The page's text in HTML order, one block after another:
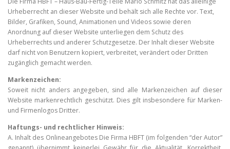
Urheberrecht an dieser Website und behält sich alle Rechte vor. Text,
Bilder, Grafiken, Sound, Animationen und Videos sowie deren
Anordnung auf dieser Website unterliegen dem Schutz des
Urheberrechts und anderer Schutzgesetze. Der Inhalt dieser Website
darf nicht von Benutzern kopiert, verbreitet, verändert oder Dritten
zugänglich gemacht werden.
Markenzeichen:
Soweit nicht anders angegeben, sind alle Markenzeichen auf dieser
Website markenrechtlich geschützt. Dies gilt insbesondere für Marken-
und Firmenlogos Dritter.
Haftungs- und rechtlicher Hinweis:
A. Inhalt des Onlineangebotes Die Firma HBFT (im folgenden “der Autor”